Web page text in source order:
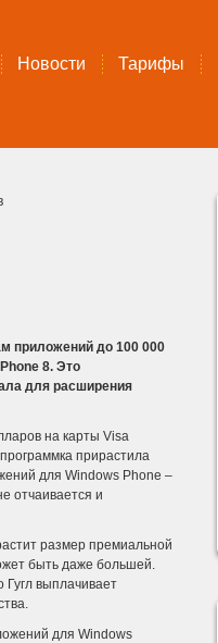
Новости Тарифы
приложений до 100 000
8. Это
для расширения
на карты Visa
прирастила
для Windows Phone –
отчаивается и
размер премиальной
быть даже большей.
выплачивает
для Windows